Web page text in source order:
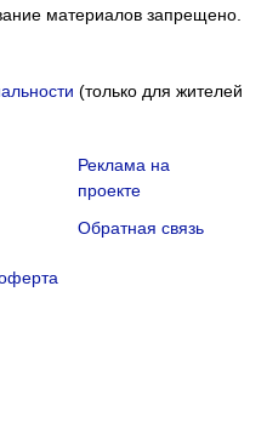
материалов запрещено.
(только для жителей
Реклама на
проекте
Обратная связь